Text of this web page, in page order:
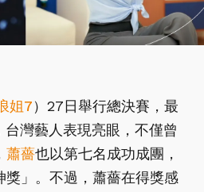
姐7）27日舉行總決賽，最
台灣藝人表現亮眼，不僅曾
蕭薔也以第七名成功成團，
獎」。不過，蕭薔在得獎感